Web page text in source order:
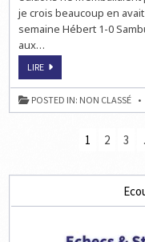
je crois beaucoup en
semaine Hébert 1-0
aux…
LIREPROGRESSEZ
ÉCHECS
AVEC
JEAN
HÉBERT
POSTED IN: NON CLASSÉ
PAGINATION
1 2 3